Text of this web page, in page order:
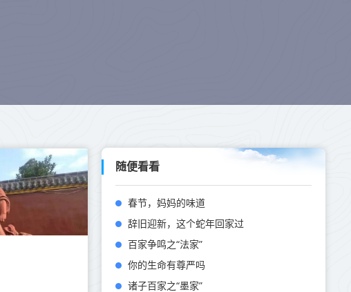
随便看看
春节，妈妈的味道
辞旧迎新，这个蛇年回家过
百家争鸣之“法家”
你的生命有尊严吗
诸子百家之“墨家”